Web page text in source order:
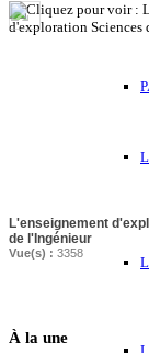
L'enseignement
de l'Ingénieur
Vue(s) : 3358
À la une